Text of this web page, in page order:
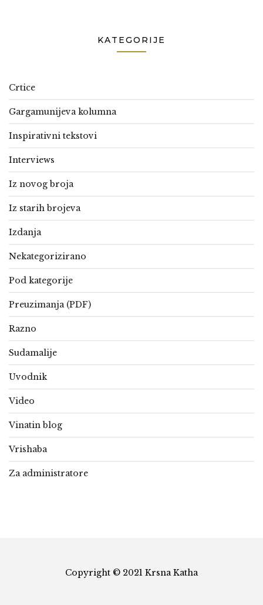
KATEGORIJE
Crtice
Gargamunijeva kolumna
Inspirativni tekstovi
Interviews
Iz novog broja
Iz starih brojeva
Izdanja
Nekategorizirano
Pod kategorije
Preuzimanja (PDF)
Razno
Sudamalije
Uvodnik
Video
Vinatin blog
Vrishaba
Za administratore
Copyright © 2021 Krsna Katha